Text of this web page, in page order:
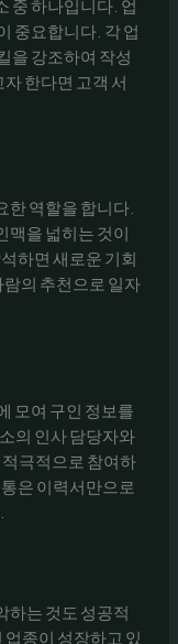
중 하나입니다. 업
중요합니다. 각 업
을 강조하여 작성
한다면 고객 서
한 역할을 합니다.
맥을 넓히는 것이
하면 새로운 기회
람의 추천으로 일자
모여 구인 정보를
의 인사 담당자와
극적으로 참여하
은 이력서만으로
하는 것도 성공적
종이 성장하고 있